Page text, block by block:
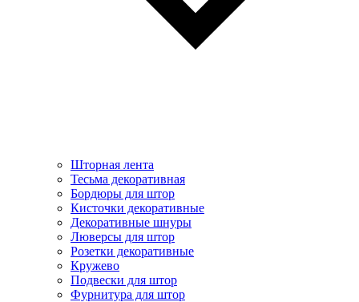
Шторная лента
Тесьма декоративная
Бордюры для штор
Кисточки декоративные
Декоративные шнуры
Люверсы для штор
Розетки декоративные
Кружево
Подвески для штор
Фурнитура для штор